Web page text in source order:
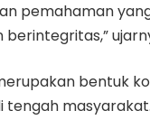
pemahaman
bentuk
tengah masyarakat.